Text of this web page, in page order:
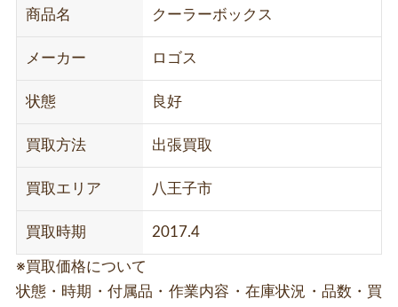
商品名 クーラーボックス
メーカー ロゴス
状態 良好
買取方法 出張買取
買取エリア 八王子市
買取時期 2017.4
※買取価格について
状態・時期・付属品・作業内容・在庫状況・品数・買